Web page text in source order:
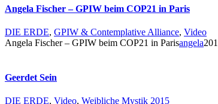
Angela Fischer – GPIW beim COP21 in Paris
DIE ERDE, GPIW & Contemplative Alliance, Video
Angela Fischer – GPIW beim COP21 in Parisangela
Geerdet Sein
DIE ERDE, Video, Weibliche Mystik 2015